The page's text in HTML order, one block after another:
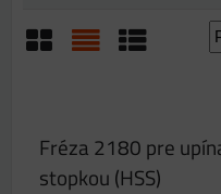
Fréza 2180 pre
stopkou (HSS)